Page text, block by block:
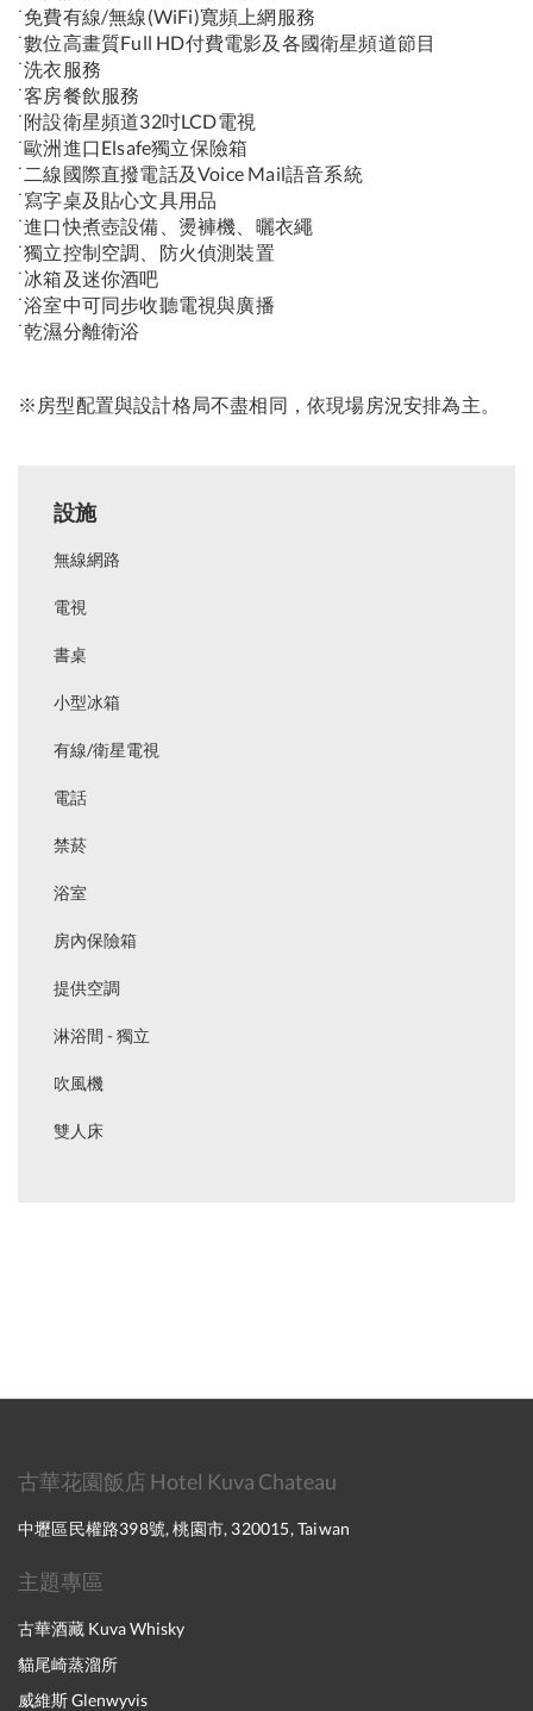
˙免費有線/無線(WiFi)寬頻上網服務
˙ 數位高畫質Full HD付費電影及各國衛星頻道節目
˙洗衣服務
˙客房餐飲服務
˙附設衛星頻道32吋LCD電視
˙歐洲進口Elsafe獨立保險箱
˙二線國際直撥電話及Voice Mail語音系統
˙寫字桌及貼心文具用品
˙進口快煮壺設備、燙褲機、曬衣繩
˙獨立控制空調、防火偵測裝置
˙冰箱及迷你酒吧
˙浴室中可同步收聽電視與廣播
˙乾濕分離衛浴
※房型配置與設計格局不盡相同，依現場房況安排為主。
設施
無線網路
電視
書桌
小型冰箱
有線/衛星電視
電話
禁菸
浴室
房內保險箱
提供空調
淋浴間 - 獨立
吹風機
雙人床
古華花園飯店 Hotel Kuva Chateau
中壢區民權路398號, 桃園市, 320015, Taiwan
主題專區
古華酒藏 Kuva Whisky
貓尾崎蒸溜所
威維斯 Glenwyvis